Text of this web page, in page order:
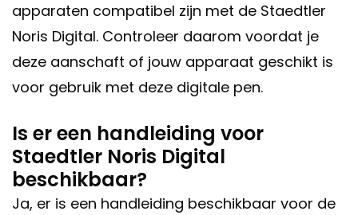
apparaten compatibel zijn met de Staedtler
Noris Digital. Controleer daarom voordat je
deze aanschaft of jouw apparaat geschikt is
voor gebruik met deze digitale pen.
Is er een handleiding voor
Staedtler Noris Digital
beschikbaar?
Ja, er is een handleiding beschikbaar voor de